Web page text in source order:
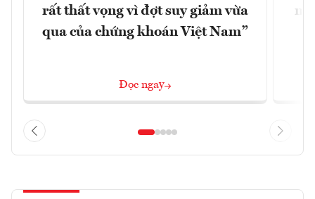
rất thất vọng vì đợt suy giảm vừa
qua của chứng khoán Việt Nam”
Đọc ngay